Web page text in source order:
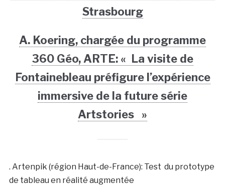
Strasbourg
A. Koering, chargée du programme
360 Géo, ARTE: « La visite de
Fontainebleau préfigure l’expérience
immersive de la future série
Artstories »
. Artenpik (région Haut-de-France): Test du prototype
de tableau en réalité augmentée